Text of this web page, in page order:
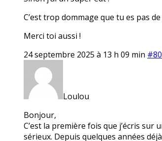
C’est trop dommage que tu es pas
Merci toi aussi !
24 septembre 2025 à 13 h 09 min
Loulou
Bonjour,
C’est la première fois que j’écris
sérieux. Depuis quelques années